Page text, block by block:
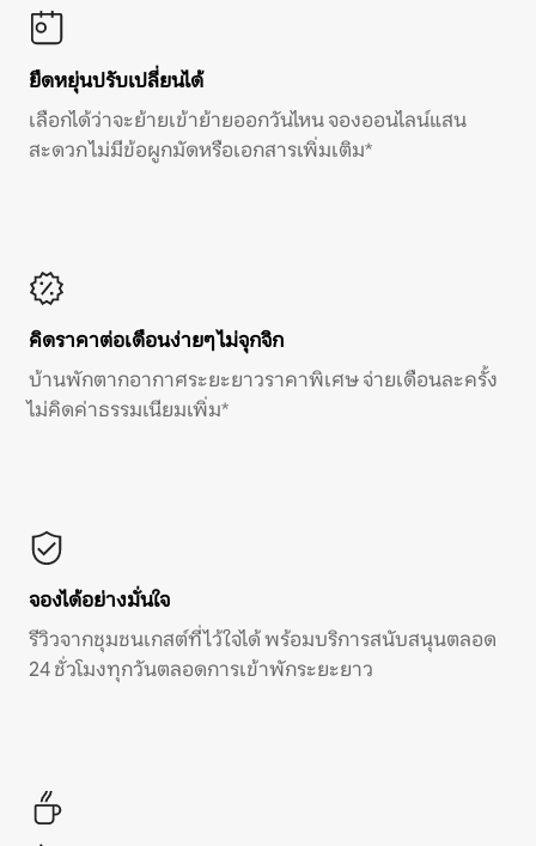
ยืดหยุ่นปรับเปลี่ยนได้
เลือกได้ว่าจะย้ายเข้าย้ายออกวันไหน จองออนไลน์แสน
สะดวก ไม่มีข้อผูกมัดหรือเอกสารเพิ่มเติม*
คิดราคาต่อเดือนง่ายๆ ไม่จุกจิก
บ้านพักตากอากาศระยะยาวราคาพิเศษ จ่ายเดือนละครั้ง
ไม่คิดค่าธรรมเนียมเพิ่ม*
จองได้อย่างมั่นใจ
รีวิวจากชุมชนเกสต์ที่ไว้ใจได้ พร้อมบริการสนับสนุนตลอด
24 ชั่วโมงทุกวันตลอดการเข้าพักระยะยาว